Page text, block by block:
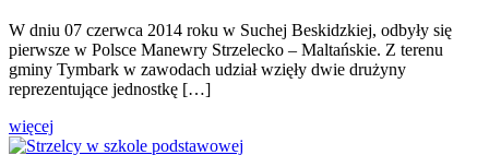
W dniu 07 czerwca 2014 roku w Suchej Beskidzkiej, odbyły się
pierwsze w Polsce Manewry Strzelecko – Maltańskie. Z terenu
gminy Tymbark w zawodach udział wzięły dwie drużyny
reprezentujące jednostkę […]
więcej